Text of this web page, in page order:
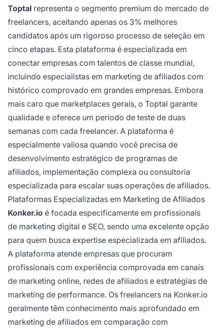
Toptal representa o segmento premium do mercado de
freelancers, aceitando apenas os 3% melhores
candidatos após um rigoroso processo de seleção em
cinco etapas. Esta plataforma é especializada em
conectar empresas com talentos de classe mundial,
incluindo especialistas em marketing de afiliados com
histórico comprovado em grandes empresas. Embora
mais caro que marketplaces gerais, o Toptal garante
qualidade e oferece um período de teste de duas
semanas com cada freelancer. A plataforma é
especialmente valiosa quando você precisa de
desenvolvimento estratégico de programas de
afiliados, implementação complexa ou consultoria
especializada para escalar suas operações de afiliados.
Plataformas Especializadas em Marketing de Afiliados
Konker.io é focada especificamente em profissionais
de marketing digital e SEO, sendo uma excelente opção
para quem busca expertise especializada em afiliados.
A plataforma atende empresas que procuram
profissionais com experiência comprovada em canais
de marketing online, redes de afiliados e estratégias de
marketing de performance. Os freelancers na Konker.io
geralmente têm conhecimento mais aprofundado em
marketing de afiliados em comparação com